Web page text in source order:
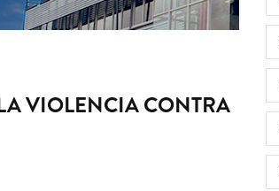
VIOLENCIA CONTRA